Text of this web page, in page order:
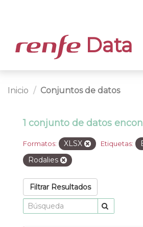
Data
Inicio Conjuntos de datos
1 conjunto de datos
Formatos: XLSX Etiquetas:
Rodalies
Filtrar Resultados